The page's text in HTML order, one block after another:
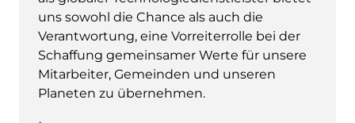
uns sowohl die Chance als auch die
Verantwortung, eine Vorreiterrolle bei der
Schaffung gemeinsamer Werte für unsere
Mitarbeiter, Gemeinden und unseren
Planeten zu übernehmen.